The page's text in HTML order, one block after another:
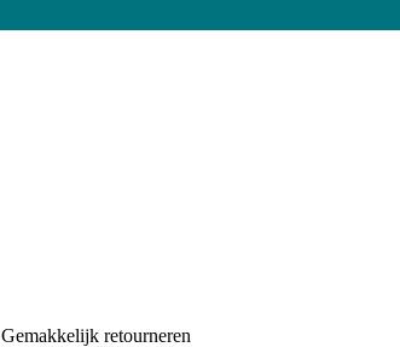
Gemakkelijk retourneren